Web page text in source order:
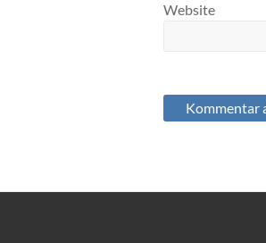
Website